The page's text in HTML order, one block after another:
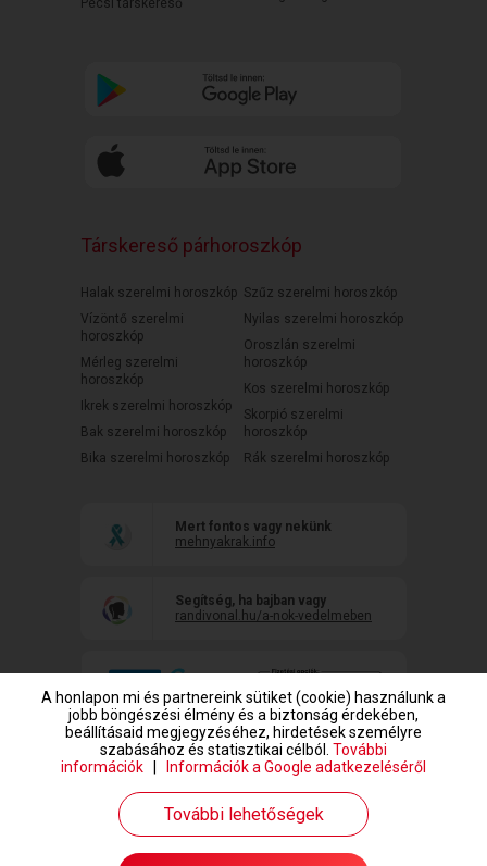
Pécsi társkereső
Társkereső párhoroszkóp
Halak szerelmi horoszkóp
Vízöntő szerelmi
horoszkóp
Mérleg szerelmi
horoszkóp
Ikrek szerelmi horoszkóp
Bak szerelmi horoszkóp
Bika szerelmi horoszkóp
Szűz szerelmi horoszkóp
Nyilas szerelmi horoszkóp
Oroszlán szerelmi
horoszkóp
Kos szerelmi horoszkóp
Skorpió szerelmi
horoszkóp
Rák szerelmi horoszkóp
Mert fontos vagy nekünk
mehnyakrak.info
Segítség, ha bajban vagy
randivonal.hu/a-nok-vedelmeben
www.randivonal.hu © Copyright 1999-2026 Dating Central Europe Zrt.
A honlapon mi és partnereink sütiket (cookie) használunk a
jobb böngészési élmény és a biztonság érdekében,
beállításaid megjegyzéséhez, hirdetések személyre
szabásához és statisztikai célból. További
információk
Információk a Google adatkezeléséről
További lehetőségek